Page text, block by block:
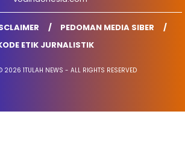
PEDOMAN MEDIA SIBER
ETIK JURNALISTIK
2026 1TULAH NEWS - ALL RIGHTS RESERVED